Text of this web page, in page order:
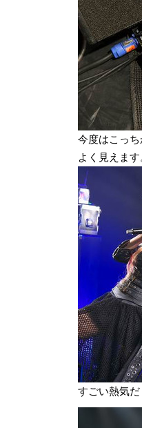
今度はこっ
よく見えま
すごい熱気